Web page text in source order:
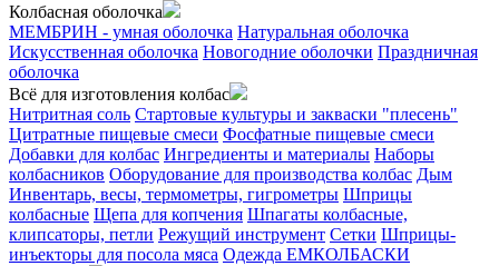
Колбасная оболочка
МЕМБРИН - умная оболочка Натуральная оболочка
Искусственная оболочка Новогодние оболочки Праздничная
оболочка
Всё для изготовления колбас
Нитритная соль Стартовые культуры и закваски "плесень"
Цитратные пищевые смеси Фосфатные пищевые смеси
Добавки для колбас Ингредиенты и материалы Наборы
колбасников Оборудование для производства колбас Дым
Инвентарь, весы, термометры, гигрометры Шприцы
колбасные Щепа для копчения Шпагаты колбасные,
клипсаторы, петли Режущий инструмент Сетки Шприцы-
инъекторы для посола мяса Одежда ЕМКОЛБАСКИ